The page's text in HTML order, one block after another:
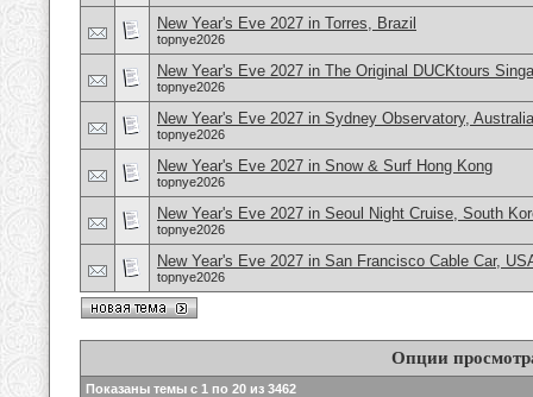
New Year's Eve 2027 in Torres, Brazil
topnye2026
New Year's Eve 2027 in The Original DUCKtours
topnye2026
New Year's Eve 2027 in Sydney Observatory, Australia
topnye2026
New Year's Eve 2027 in Snow & Surf Hong Kong
topnye2026
New Year's Eve 2027 in Seoul Night Cruise, South
topnye2026
New Year's Eve 2027 in San Francisco Cable Car,
topnye2026
Опции
Показаны темы с 1 по 20 из 3462